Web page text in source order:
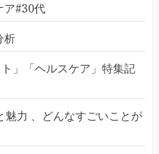
ア#30代
析
「ヘルスケア」特集記
力 、どんなすごいことが